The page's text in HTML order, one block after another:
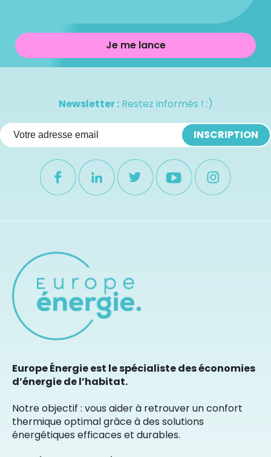
Je me lance
Newsletter :Restez informés ! :)
Europe Énergie est le spécialiste des économies
d’énergie de l’habitat.
Notre objectif : vous aider à retrouver un confort
thermique optimal grâce à des solutions
énergétiques efficaces et durables.